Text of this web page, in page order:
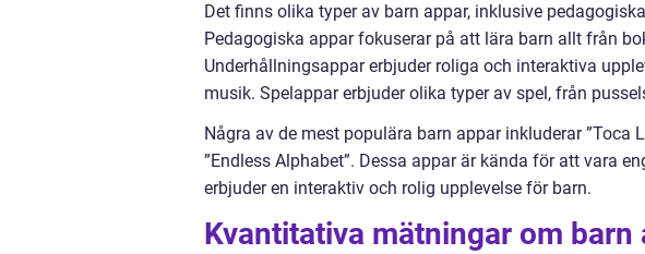
Det finns olika typer av barn appar, inklusive
Pedagogiska appar fokuserar på att lära barn allt från
Underhållningsappar erbjuder roliga och interaktiva
musik. Spelappar erbjuder olika typer av spel, från
Några av de mest populära barn appar inkluderar ”Toca
”Endless Alphabet”. Dessa appar är kända för att vara
erbjuder en interaktiv och rolig upplevelse för barn.
Kvantitativa mätningar om barn